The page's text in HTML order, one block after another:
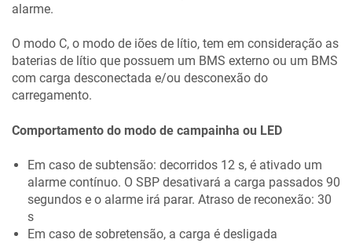
alarme.
O modo C, o modo de iões de lítio, tem em consideração as
baterias de lítio que possuem um BMS externo ou um BMS
com carga desconectada e/ou desconexão do
carregamento.
Comportamento do modo de campainha ou LED
Em caso de subtensão: decorridos 12 s, é ativado um
alarme contínuo. O SBP desativará a carga passados 90
segundos e o alarme irá parar. Atraso de reconexão: 30
s
Em caso de sobretensão, a carga é desligada